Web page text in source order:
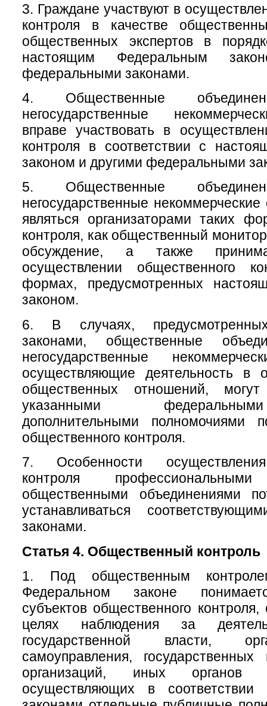
3. Граждане участвуют в
контроля в качестве
общественных экспертов в
настоящим Федеральным
федеральными законами.
4. Общественные
негосударственные
вправе участвовать в
контроля в соответствии с
законом и другими федеральными
5. Общественные
негосударственные некоммерческие
являться организаторами таких
контроля, как общественный
обсуждение, а также
осуществлении общественного
формах, предусмотренных
законом.
6. В случаях,
законами, общественные
негосударственные
осуществляющие деятельность в
общественных отношений,
указанными
дополнительными полномочиями
общественного контроля.
7. Особенности
контроля
общественными объединениями
устанавливаться
законами.
Статья 4. Общественный контроль
1. Под общественным
Федеральном законе
субъектов общественного
целях наблюдения за
государственной власти,
самоуправления,
организаций, иных органов
осуществляющих в